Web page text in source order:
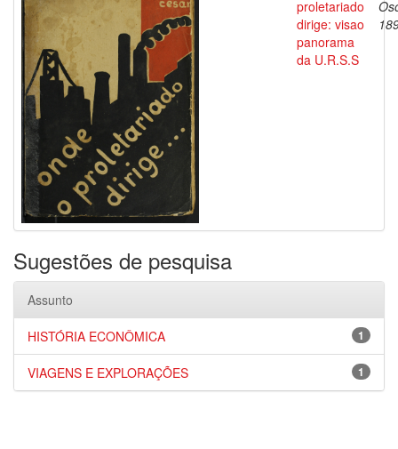
proletariado
dirige: visao
panorama
da U.R.S.S
Sugestões de pesquisa
Assunto
1
HISTÓRIA ECONÔMICA
1
VIAGENS E EXPLORAÇÕES